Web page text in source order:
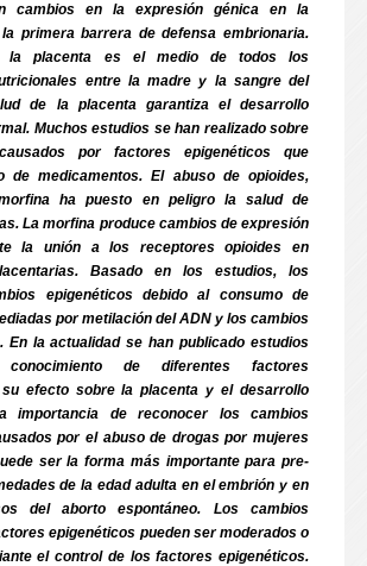
cambios en la expresión génica en la
primera barrera de defensa embrionaria.
la placenta es el medio de todos los
entre la madre y la sangre del
de la placenta garantiza el desarrollo
Muchos estudios se han realizado sobre
por factores epigenéticos que
de medicamentos. El abuso de opioides,
ha puesto en peligro la salud de
La morfina produce cambios de expresión
la unión a los receptores opioides en
Basado en los estudios, los
epigenéticos debido al consumo de
por metilación del ADN y los cambios
En la actualidad se han publicado estudios
de diferentes factores
efecto sobre la placenta y el desarrollo
importancia de reconocer los cambios
por el abuso de drogas por mujeres
ser la forma más importante para pre-
de la edad adulta en el embrión y en
del aborto espontáneo. Los cambios
epigenéticos pueden ser moderados o
el control de los factores epigenéticos.